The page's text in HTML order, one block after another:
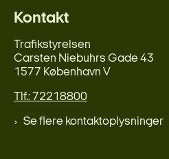
Kontakt
Trafikstyrelsen
Carsten Niebuhrs Gade 43
1577 København V
Tlf.: 72218800
Se flere kontaktoplysninger